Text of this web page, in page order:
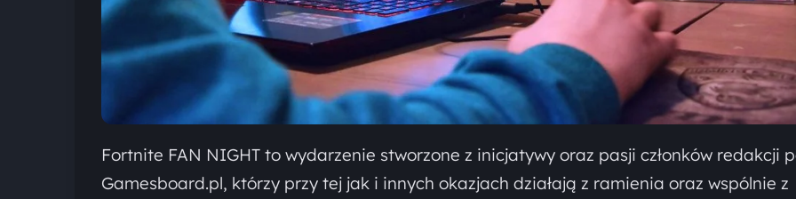
Fortnite FAN NIGHT to wydarzenie stworzone z inicjatywy oraz pasji członków redakcji
Gamesboard.pl, którzy przy tej jak i innych okazjach działają z ramienia oraz wspólnie z